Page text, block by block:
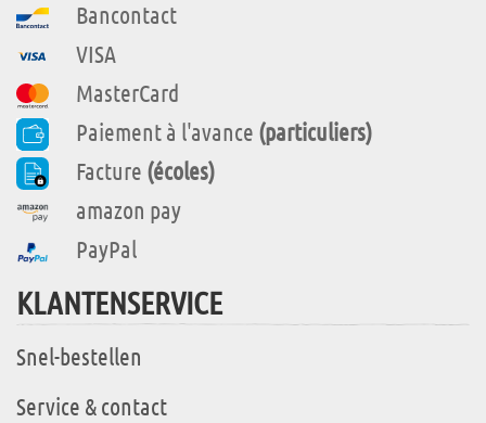
Bancontact
VISA
MasterCard
Paiement à l'avance (particuliers)
Facture (écoles)
amazon pay
PayPal
KLANTENSERVICE
Snel-bestellen
Service & contact